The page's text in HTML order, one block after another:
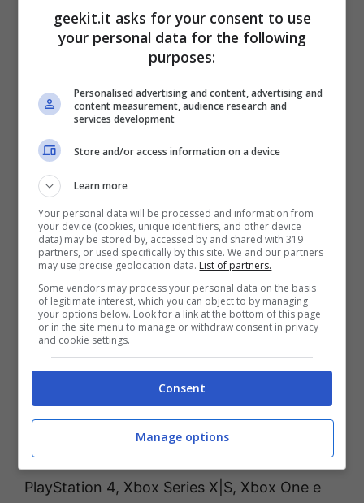
tutto il mondo al lancio,ELDEN RINGimmerge
i giocatori in un vasto gioco di ruolo che
realizzata di FromSoftware con una nuova
storia oscura come immaginata da Hidetaka
Miyazaki, il creatore della celebre serie di
DARK SOULS, e George R.R. Martin, l’autore
della serie fantasy bestseller del New York
Times, “Cronache del ghiaccio e del fuoco”. In
ELDEN RING, i giocatori pianificheranno la
propria avventura nel vasto mondo
dell’Interregno, a piedi o in sella a Torrente, il
loro fidato destriero spettrale. Questo mondo
pieno di meraviglie offre un’esplorazione
senza limiti, ma anche molti pericoli che si
ELDEN RINGè disponibile per PlayStation 5,
PlayStation 4, Xbox Series X|S, Xbox One e
geekit.it asks for your consent to use
your personal data for the following
purposes:
Personalised advertising and content, advertising and
content measurement, audience research and
services development
Store and/or access information on a device
Learn more
Your personal data will be processed and information from
your device (cookies, unique identifiers, and other device
data) may be stored by, accessed by and shared with 319
partners, or used specifically by this site. We and our partners
may use precise geolocation data. List of partners.
Some vendors may process your personal data on the basis
of legitimate interest, which you can object to by managing
your options below. Look for a link at the bottom of this page
or in the site menu to manage or withdraw consent in privacy
and cookie settings.
Consent
Manage options